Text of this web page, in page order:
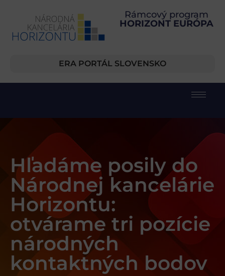
Rámcový program
HORIZONT EURÓPA
ERA PORTÁL SLOVENSKO
Hľadáme posily do
Národnej kancelárie
Horizontu:
otvárame tri pozície
národných
kontaktných bodov